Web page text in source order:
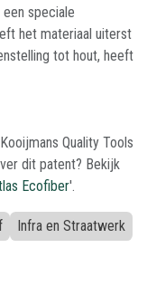
speciale
het materiaal uiterst
tot hout, heeft
Quality Tools
dit patent? Bekijk
Ecofiber'.
Infra en Straatwerk